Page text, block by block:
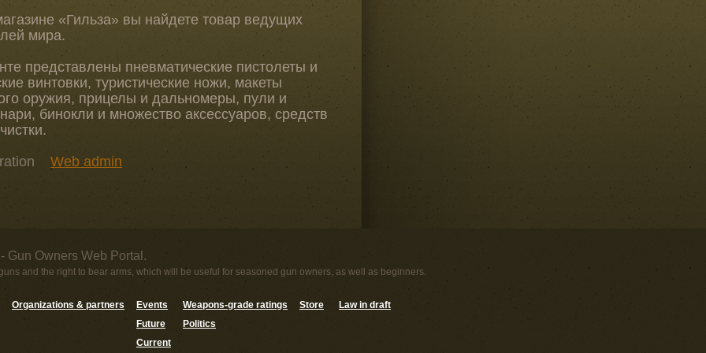
«Гильза» вы найдете товар ведущих
мира.
представлены пневматические пистолеты и
винтовки, туристические ножи, макеты
оружия, прицелы и дальномеры, пули и
бинокли и множество аксессуаров, средств
Web admin
Gun Owners Web Portal.
and the right to bear arms, which will be useful for seasoned gun owners, as well as beginners.
Organizations & partners
Events
Future
Current
Weapons-grade ratings
Politics
Store Law in draft